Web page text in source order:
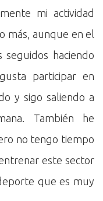
mi actividad
más, aunque en el
haciendo
participar en
y sigo saliendo a
También he
no tengo tiempo
este sector
que es muy